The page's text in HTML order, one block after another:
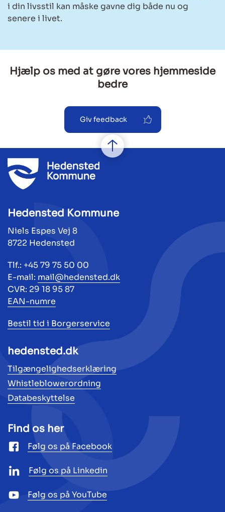
i din livsstil kan måske gavne dig både nu og
senere i livet.
Hjælp os med at gøre vores hjemmeside
bedre
Giv feedback
Hedensted Kommune
Niels Espes Vej 8
8722 Hedensted
Tlf.: +45 79 75 50 00
E-mail: mail@hedensted.dk
CVR: 29 18 95 87
EAN-numre
Bestil tid i Borgerservice
hedensted.dk
Tilgængelighedserklæring
Whistleblowerordning
Databeskyttelse
Find os her
Følg os på Facebook
Følg os på Linkedin
Følg os på YouTube